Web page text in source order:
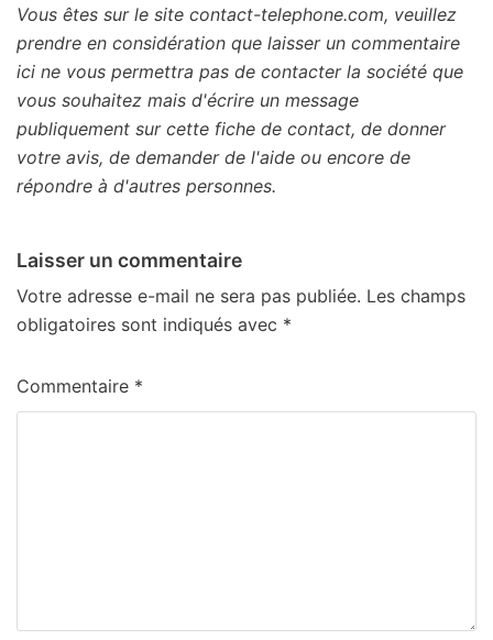
Vous êtes sur le site contact-telephone.com, veuillez
prendre en considération que laisser un commentaire
ici ne vous permettra pas de contacter la société que
vous souhaitez mais d'écrire un message
publiquement sur cette fiche de contact, de donner
votre avis, de demander de l'aide ou encore de
répondre à d'autres personnes.
Laisser un commentaire
Votre adresse e-mail ne sera pas publiée. Les champs
obligatoires sont indiqués avec *
Commentaire *